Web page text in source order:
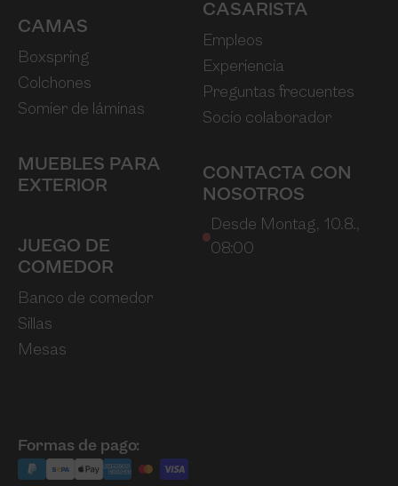
CAMAS
Boxspring
Colchones
Somier de láminas
MUEBLES PARA
EXTERIOR
JUEGO DE
COMEDOR
Banco de comedor
Sillas
Mesas
CASARISTA
Empleos
Experiencia
Preguntas frecuentes
Socio colaborador
CONTACTA CON
NOSOTROS
Desde Montag, 10.8.,
08:00
Formas de pago: